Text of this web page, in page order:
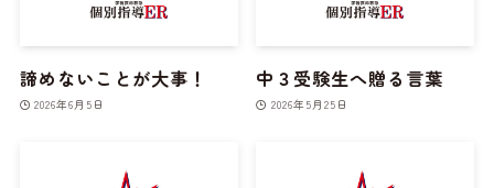
諦めないことが大事！
2026年6月5日
中３受験生へ贈る言葉
2026年5月25日